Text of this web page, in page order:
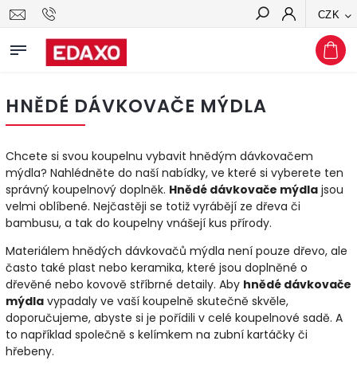
CZK
Hledat
HNĚDÉ DÁVKOVAČE MÝDLA
Chcete si svou koupelnu vybavit hnědým dávkovačem
mýdla? Nahlédněte do naší nabídky, ve které si vyberete ten
správný koupelnový doplněk. Hnědé dávkovače mýdla jsou
velmi oblíbené. Nejčastěji se totiž vyrábějí ze dřeva či
bambusu, a tak do koupelny vnášejí kus přírody.
Materiálem hnědých dávkovačů mýdla není pouze dřevo, ale
často také plast nebo keramika, které jsou doplněné o
dřevěné nebo kovově stříbrné detaily. Aby hnědé dávkovače
mýdla vypadaly ve vaší koupelně skutečně skvěle,
doporučujeme, abyste si je pořídili v celé koupelnové sadě. A
to například společně s kelímkem na zubní kartáčky či
hřebeny.